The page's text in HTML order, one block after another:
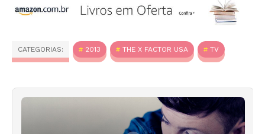
CATEGORIAS: 2013 THE X FACTOR USA TV